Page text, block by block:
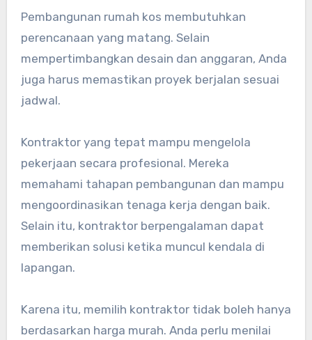
Pembangunan rumah kos membutuhkan
perencanaan yang matang. Selain
mempertimbangkan desain dan anggaran, Anda
juga harus memastikan proyek berjalan sesuai
jadwal.
Kontraktor yang tepat mampu mengelola
pekerjaan secara profesional. Mereka
memahami tahapan pembangunan dan mampu
mengoordinasikan tenaga kerja dengan baik.
Selain itu, kontraktor berpengalaman dapat
memberikan solusi ketika muncul kendala di
lapangan.
Karena itu, memilih kontraktor tidak boleh hanya
berdasarkan harga murah. Anda perlu menilai